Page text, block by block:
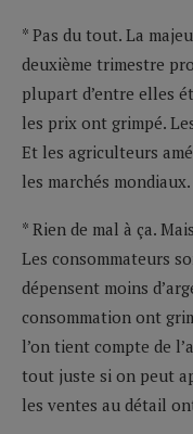
* Pas du tout. La
deuxième trimestre
plupart d’entre elles
les prix ont grimpé.
Et les agriculteurs
les marchés mondiaux.
* Rien de mal à ça.
Les consommateurs
dépensent moins
consommation ont
l’on tient compte de
tout juste si on peut
les ventes au détail